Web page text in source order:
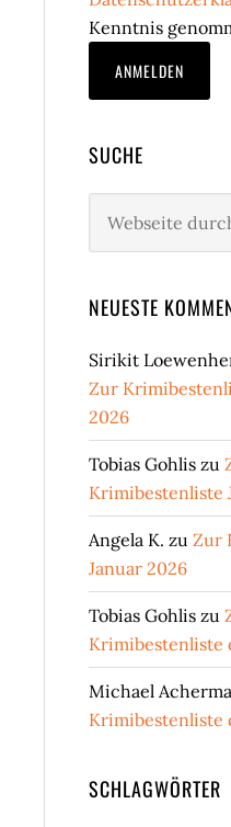
Kenntnis
SUCHE
durchsuchen
NEUESTE
Sirikit
Zur
2026
Tobias Gohlis zu
Krimibestenliste
Angela K. zu Zur
Januar 2026
Tobias Gohlis zu
Krimibestenliste
Michael
Krimibestenliste
SCHLAGWÖRTER